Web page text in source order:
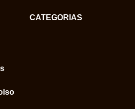
CATEGORIAS